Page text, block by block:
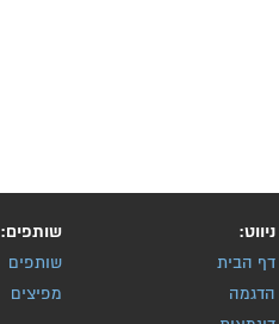
ניווט:
דף הבית
הדגמה
שותפים:
שותפים
מפיצים